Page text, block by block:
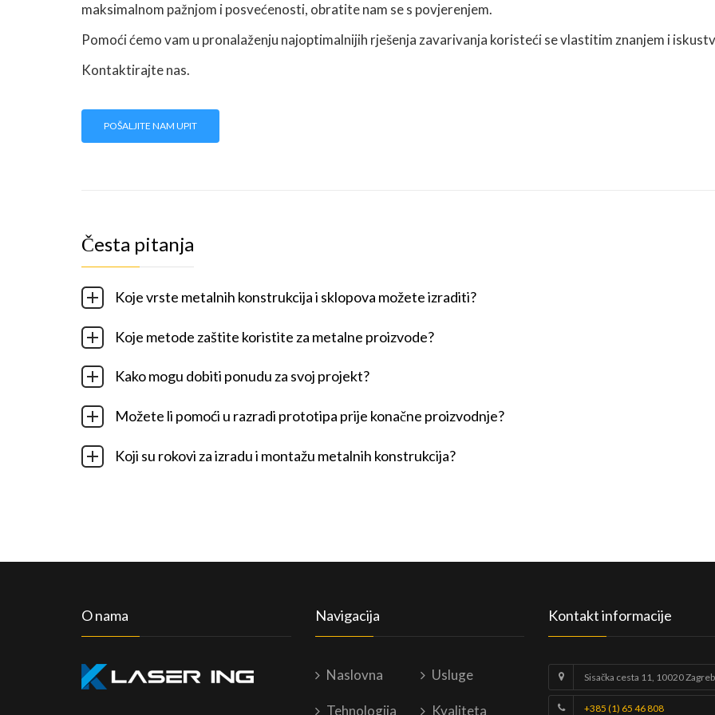
maksimalnom pažnjom i posvećenosti, obratite nam se s povjerenjem.
Pomoći ćemo vam u pronalaženju najoptimalnijih rješenja zavarivanja koristeći se vlastitim znanjem i
Kontaktirajte nas.
POŠALJITE NAM UPIT
Česta pitanja
Koje vrste metalnih konstrukcija i sklopova možete izraditi?
Koje metode zaštite koristite za metalne proizvode?
Kako mogu dobiti ponudu za svoj projekt?
Možete li pomoći u razradi prototipa prije konačne proizvodnje?
Koji su rokovi za izradu i montažu metalnih konstrukcija?
O nama Navigacija
Naslovna Usluge
Tehnologija Kvaliteta
Kontakt informacije
Sisačka cesta 11, 10020
+385 (1) 65 46 808